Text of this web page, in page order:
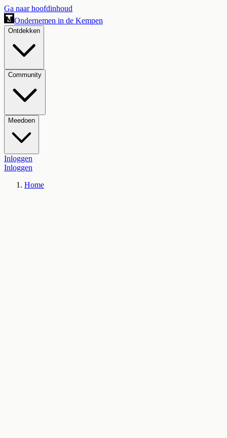
Ga naar hoofdinhoud
Ondernemen in de Kempen
Ontdekken
Community
Meedoen
Inloggen
Inloggen
Home